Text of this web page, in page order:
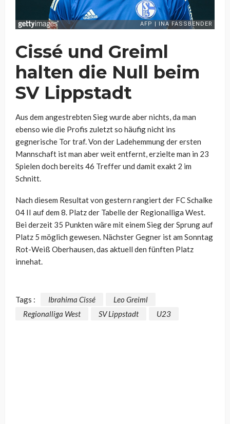
Cissé und Greiml
halten die Null beim
SV Lippstadt
Aus dem angestrebten Sieg wurde aber nichts, da man
ebenso wie die Profis zuletzt so häufig nicht ins
gegnerische Tor traf. Von der Ladehemmung der ersten
Mannschaft ist man aber weit entfernt, erzielte man in 23
Spielen doch bereits 46 Treffer und damit exakt 2 im
Schnitt.
Nach diesem Resultat von gestern rangiert der FC Schalke
04 II auf dem 8. Platz der Tabelle der Regionalliga West.
Bei derzeit 35 Punkten wäre mit einem Sieg der Sprung auf
Platz 5 möglich gewesen. Nächster Gegner ist am Sonntag
Rot-Weiß Oberhausen, das aktuell den fünften Platz
innehat.
Tags : Ibrahima Cissé
Leo Greiml
Regionalliga West
SV Lippstadt U23